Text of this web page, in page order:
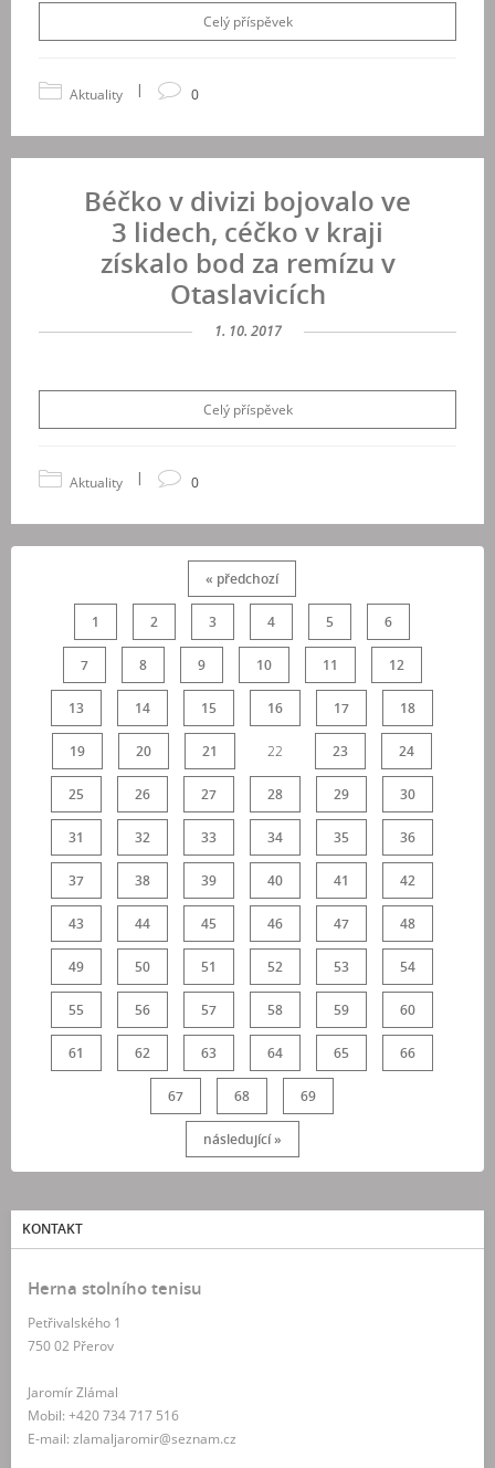
Celý příspěvek
Aktuality | 0
Béčko v divizi bojovalo ve
3 lidech, céčko v kraji
získalo bod za remízu v
Otaslavicích
1. 10. 2017
Celý příspěvek
Aktuality | 0
« předchozí
1 2 3 4 5 6
7 8 9 10 11 12
13 14 15 16 17 18
19 20 21 22 23 24
25 26 27 28 29 30
31 32 33 34 35 36
37 38 39 40 41 42
43 44 45 46 47 48
49 50 51 52 53 54
55 56 57 58 59 60
61 62 63 64 65 66
67 68 69
následující »
KONTAKT
Herna stolního tenisu
Petřivalského 1
750 02 Přerov
Jaromír Zlámal
Mobil: +420 734 717 516
E-mail: zlamaljaromir@seznam.cz